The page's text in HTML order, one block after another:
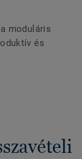
moduláris
és